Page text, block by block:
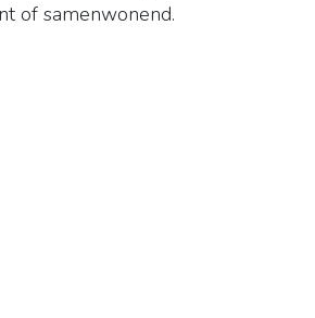
of samenwonend.